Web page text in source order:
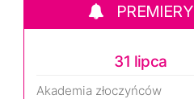
PREMIERY
31 lipca
Akademia złoczyńców